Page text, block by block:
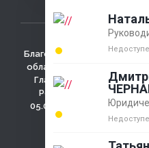
Благотворительный фонд
облагаемых налогом
Главным Управлением
Ростовской области
05.03.2001г., ОГРН
обл., г. Азов,
Политика